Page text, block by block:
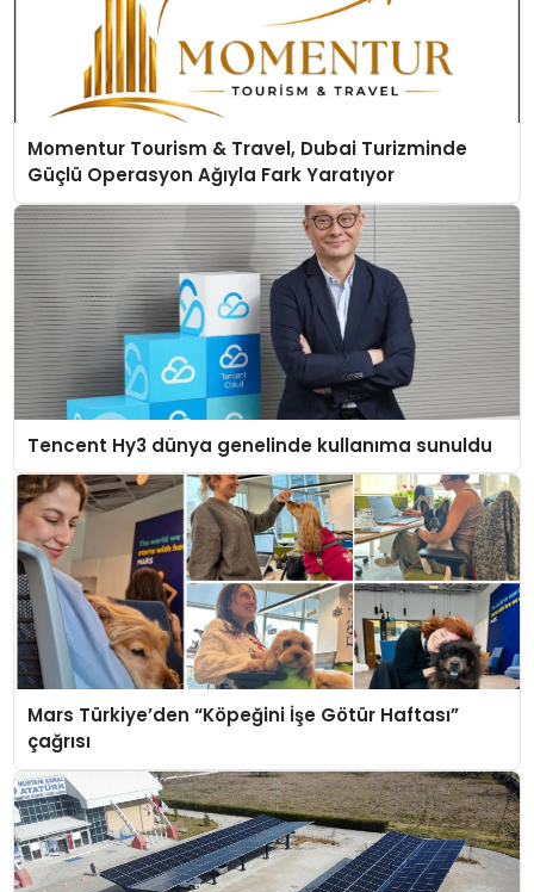
Momentur Tourism & Travel, Dubai Turizminde
Güçlü Operasyon Ağıyla Fark Yaratıyor
Tencent Hy3 dünya genelinde kullanıma sunuldu
Mars Türkiye’den “Köpeğini İşe Götür Haftası”
çağrısı